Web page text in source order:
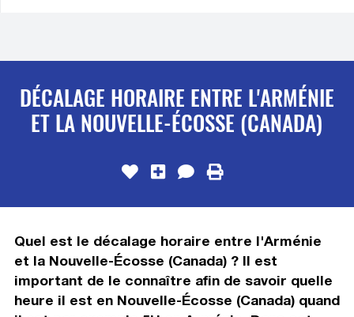
DÉCALAGE HORAIRE ENTRE L'ARMÉNIE
ET LA NOUVELLE-ÉCOSSE (CANADA)
Quel est le décalage horaire entre l'Arménie
et la Nouvelle-Écosse (Canada) ? Il est
important de le connaître afin de savoir quelle
heure il est en Nouvelle-Écosse (Canada) quand